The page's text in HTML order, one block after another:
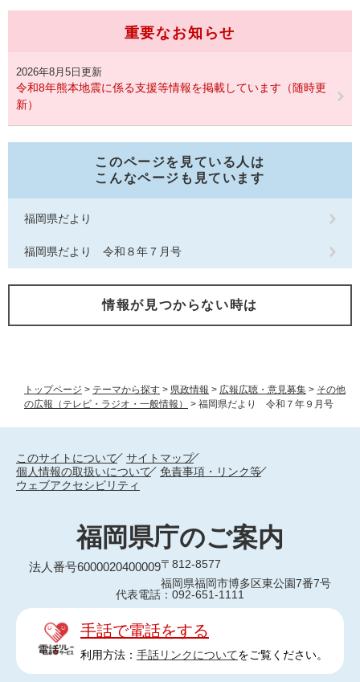
トップページ > テーマから探す > 県政情報 > 広報広聴・意見募集 > その他
の広報（テレビ・ラジオ・一般情報）
> 福岡県だより 令和７年９月号
重要なお知らせ
2026年8月5日更新
令和8年熊本地震に係る支援等情報を掲載しています（随時更
新）
このページを見ている人は
こんなページも見ています
福岡県だより
福岡県だより 令和８年７月号
情報が見つからない時は
このサイトについて
サイトマップ
個人情報の取扱いについて
免責事項・リンク等
ウェブアクセシビリティ
福岡県庁のご案内
法人番号6000020400009〒812-8577
福岡県福岡市博多区東公園7番7号
代表電話：092-651-1111
手話で電話をする
利用方法： 手話リンクについてをご覧ください。